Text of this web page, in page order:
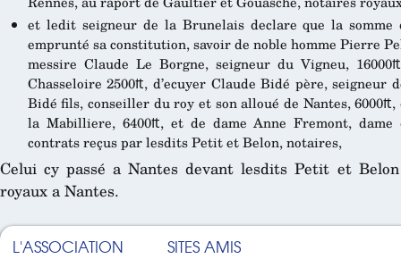
et ledit seigneur de la Brunelais declare que la
emprunté sa constitution, savoir de noble homme Pierre
messire Claude Le Borgne, seigneur du Vigneu,
Chasseloire 2500₶, d’ecuyer Claude Bidé père, seigneur
Bidé fils, conseiller du roy et son alloué de Nantes,
la Mabilliere, 6400₶, et de dame Anne Fremont,
contrats reçus par lesdits Petit et Belon, notaires,
Celui cy passé a Nantes devant lesdits Petit et
royaux a Nantes.
L'ASSOCIATION SITES AMIS